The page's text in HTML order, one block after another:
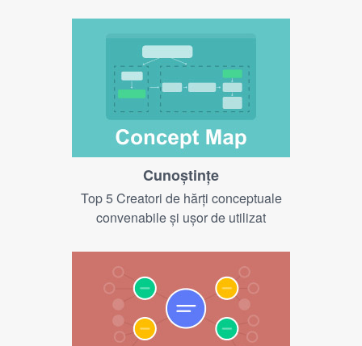
Cunoştinţe
Top 5 Creatori de hărți conceptuale
convenabile și ușor de utilizat